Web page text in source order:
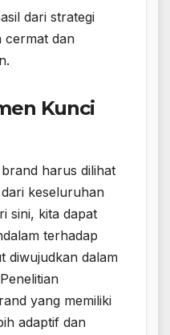
dari strategi
cermat dan
Kunci
harus dilihat
keseluruhan
sini, kita dapat
terhadap
diwujudkan dalam
yang memiliki
adaptif dan